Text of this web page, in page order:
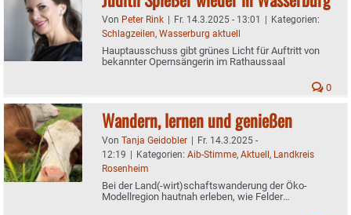
Von Peter Rink | Fr. 14.3.2025 - 13:01 | Kategorien:
Schlagzeilen, Wasserburg aktuell
Hauptausschuss gibt grünes Licht für Auftritt von
bekannter Opernsängerin im Rathaussaal
0
Wandern, lernen und genießen
Von Tanja Geidobler | Fr. 14.3.2025 -
12:19 | Kategorien: Aib-Stimme, Aktuell, Landkreis
Rosenheim
Bei der Land(-wirt)schaftswanderung der Öko-
Modellregion hautnah erleben, wie Felder